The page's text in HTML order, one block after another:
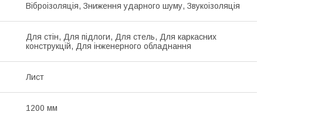
Віброізоляція, Зниження ударного шуму, Звукоізоляція
Для стін, Для підлоги, Для стель, Для каркасних
конструкцій, Для інженерного обладнання
Лист
1200 мм